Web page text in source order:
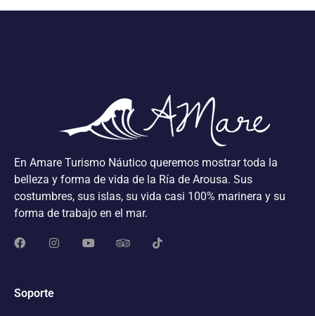
En Amare Turismo Náutico queremos mostrar toda la
belleza y forma de vida de la Ría de Arousa. Sus
costumbres, sus islas, su vida casi 100% marinera y su
forma de trabajo en el mar.
Soporte